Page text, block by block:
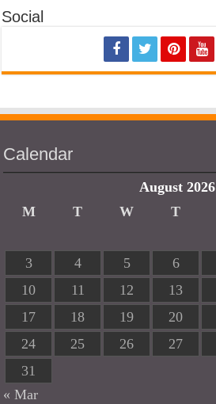
Social
Calendar
August 2026
M
T W T
3
4 5 6
10
11 12 13
17
18 19 20
24
25 26 27
31
« Mar